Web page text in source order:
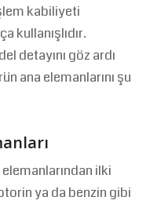
kabiliyeti
kullanışlıdır.
detayını göz ardı
ana elemanlarını şu
ilki
ya da benzin gibi